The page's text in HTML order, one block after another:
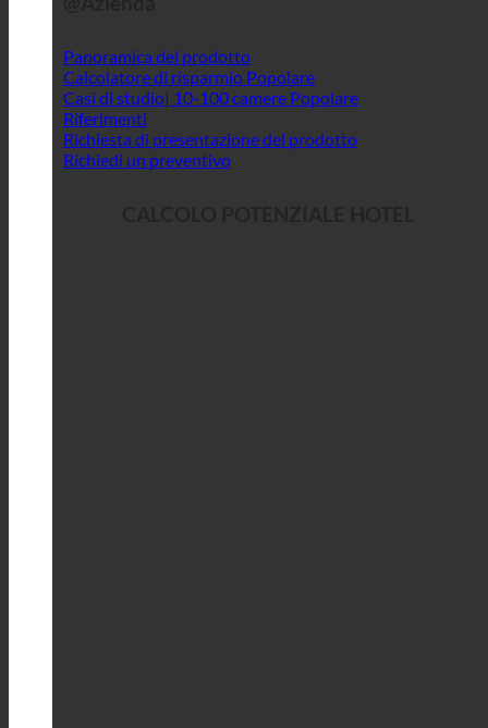
Panoramica del prodotto
Calcolatore di risparmio
Casi di studio| 10-100 camere
Riferimenti
Richiesta di presentazione del prodotto
Richiedi un preventivo